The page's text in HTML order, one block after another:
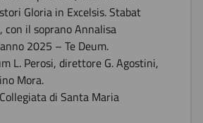
Gloria in Excelsis. Stabat
con il soprano Annalisa
2025 – Te Deum.
L. Perosi, direttore G. Agostini,
Mora.
di Santa Maria